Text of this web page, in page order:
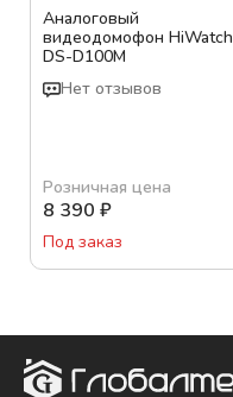
Аналоговый
видеодомофон HiWatch
DS-D100M
Нет отзывов
Розничная цена
8 390 ₽
Под заказ